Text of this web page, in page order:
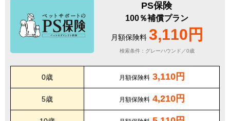
PS保険
100％補償プラン
月額保険料 3,110円
検索条件：グレーハウンド／0歳
0歳 月額保険料 3,110円
5歳 月額保険料 4,210円